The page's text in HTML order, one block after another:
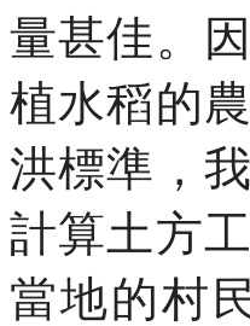
量甚佳。
植水稻的
洪標準，
計算土方
當地的村